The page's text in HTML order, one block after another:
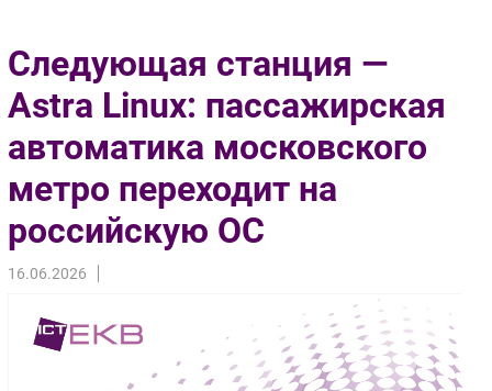
Импорто­замещение
Автоматизация Промышленности
Интернет
Фиксированная связь
Интеграция
Рынок ПК
Торговые сети
Оборудование
Следующая станция —
Astra Linux: пассажирская
автоматика московского
метро переходит на
российскую ОС
16.06.2026